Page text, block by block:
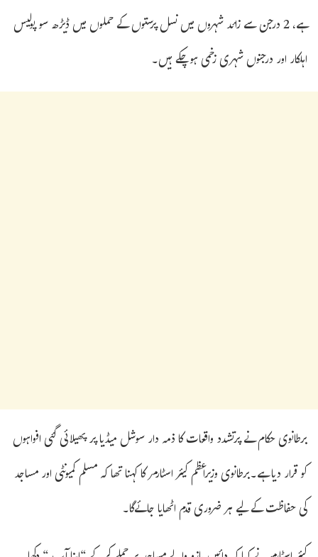
ہے، 2 درجن سے زائد شہروں میں نسل پرستوں کے حملوں میں ڈیڑھ سو پولیس
اہلکار اور درجنوں شہری زخمی ہوچکے ہیں۔
برطانوی حکام نے پرتشدد واقعات کا ذمہ دار سوشل میڈیا پر پھیلائی گئی افواہوں
کو قرار دیا ہے۔برطانوی وزیراعظم کیئر اسٹارمر کا کہنا تھا کہ مسلم کمیونٹی اور مساجد
کی حفاظت کے لیے ہر ضروری قدم اٹھایا جائےگا۔